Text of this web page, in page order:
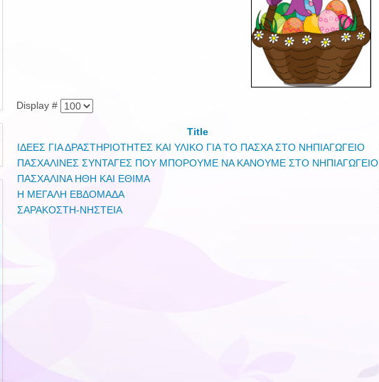
Display #
Title
ΙΔΕΕΣ ΓΙΑ ΔΡΑΣΤΗΡΙΟΤΗΤΕΣ ΚΑΙ ΥΛΙΚΟ ΓΙΑ ΤΟ ΠΑΣΧΑ ΣΤΟ ΝΗΠΙΑΓΩΓΕΙΟ
ΠΑΣΧΑΛΙΝΕΣ ΣΥΝΤΑΓΕΣ ΠΟΥ ΜΠΟΡΟΥΜΕ ΝΑ ΚΑΝΟΥΜΕ ΣΤΟ ΝΗΠΙΑΓΩΓΕΙΟ
ΠΑΣΧΑΛΙΝΑ ΗΘΗ ΚΑΙ ΕΘΙΜΑ
Η ΜΕΓΑΛΗ ΕΒΔΟΜΑΔΑ
ΣΑΡΑΚΟΣΤΗ-ΝΗΣΤΕΙΑ